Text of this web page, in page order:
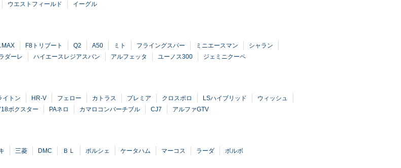
ウエストフィールド イーグル
MAX F8トリブート Q2 A50 ミト フライングスパー ミニエースマン
シャラン
ダーレ ハイエースレジアスバン アルフェッタ ユーノス300 ジェミニクーペ
イトン HR-V フェロー カトラス プレミア クロスポロ LSハイブリッド
ウィッシュ
ボクスター PAネロ カマロコンバーチブル CJ7 アルファGTV
三菱 DMC ＢＬ ポルシェ ケータハム マーコス ラーダ ボルボ